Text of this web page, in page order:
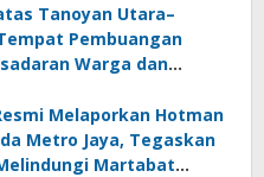
Tanoyan Utara–
Pembuangan
Warga dan
Melaporkan Hotman
Metro Jaya, Tegaskan
Martabat